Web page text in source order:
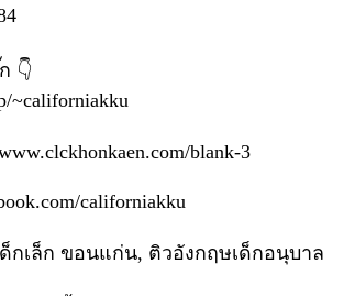
👇
~californiakku
blank-3
californiakku
กเล็ก ขอนแก่น, ติวอังกฤษเด็กอนุบาล